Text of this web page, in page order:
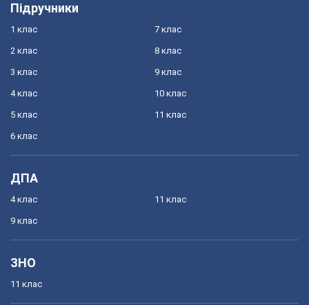
Підручники
1 клас
2 клас
3 клас
4 клас
5 клас
6 клас
7 клас
8 клас
9 клас
10 клас
11 клас
ДПА
4 клас
9 клас
11 клас
ЗНО
11 клас